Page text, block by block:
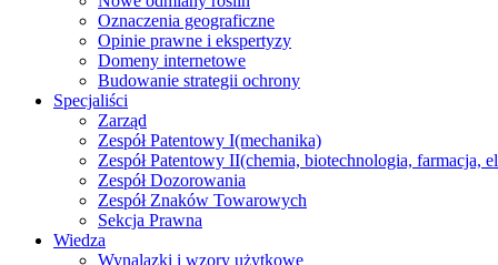
Oznaczenia geograficzne
Opinie prawne i ekspertyzy
Domeny internetowe
Budowanie strategii ochrony
Specjaliści
Zarząd
Zespół Patentowy I(mechanika)
Zespół Patentowy II(chemia, biotechnologia, farmacja,
Zespół Dozorowania
Zespół Znaków Towarowych
Sekcja Prawna
Wiedza
Wynalazki i wzory użytkowe